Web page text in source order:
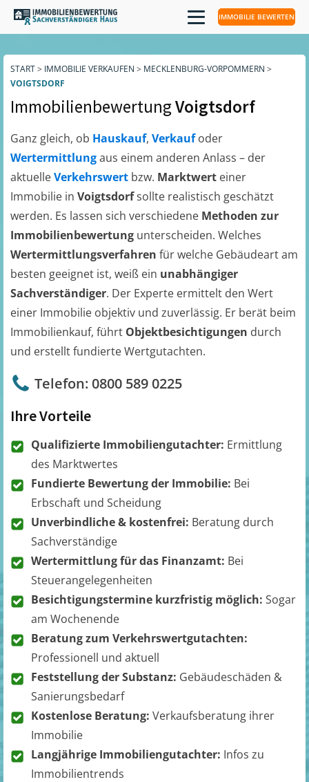
IMMOBILIE BEWERTEN
START> IMMOBILIE VERKAUFEN > MECKLENBURG-VORPOMMERN >
VOIGTSDORF
ImmobilienbewertungVoigtsdorf
Ganz gleich, ob Hauskauf, Verkaufoder
Wertermittlungaus einem anderen Anlass – der
aktuelleVerkehrswert bzw. Marktwert einer
Immobilie in Voigtsdorfsollte realistisch geschätzt
werden. Es lassen sich verschiedene Methoden zur
Immobilienbewertung unterscheiden. Welches
Wertermittlungsverfahren für welche Gebäudeart am
besten geeignet ist, weiß ein unabhängiger
Sachverständiger. Der Experte ermittelt den Wert
einer Immobilie objektiv und zuverlässig. Er berät beim
Immobilienkauf, führt Objektbesichtigungen durch
und erstellt fundierte Wertgutachten.
Telefon: 0800 589 0225
Ihre Vorteile
Qualifizierte Immobiliengutachter: Ermittlung
des Marktwertes
Fundierte Bewertung der Immobilie: Bei
Erbschaft und Scheidung
Unverbindliche & kostenfrei: Beratung durch
Sachverständige
Wertermittlung für das Finanzamt: Bei
Steuerangelegenheiten
Besichtigungstermine kurzfristig möglich: Sogar
am Wochenende
Beratung zum Verkehrswertgutachten:
Professionell und aktuell
Feststellung der Substanz: Gebäudeschäden &
Sanierungsbedarf
Kostenlose Beratung: Verkaufsberatung ihrer
Immobilie
Langjährige Immobiliengutachter: Infos zu
Immobilientrends